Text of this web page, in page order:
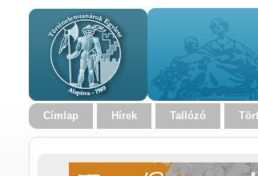
Címlap Hírek Tallózó